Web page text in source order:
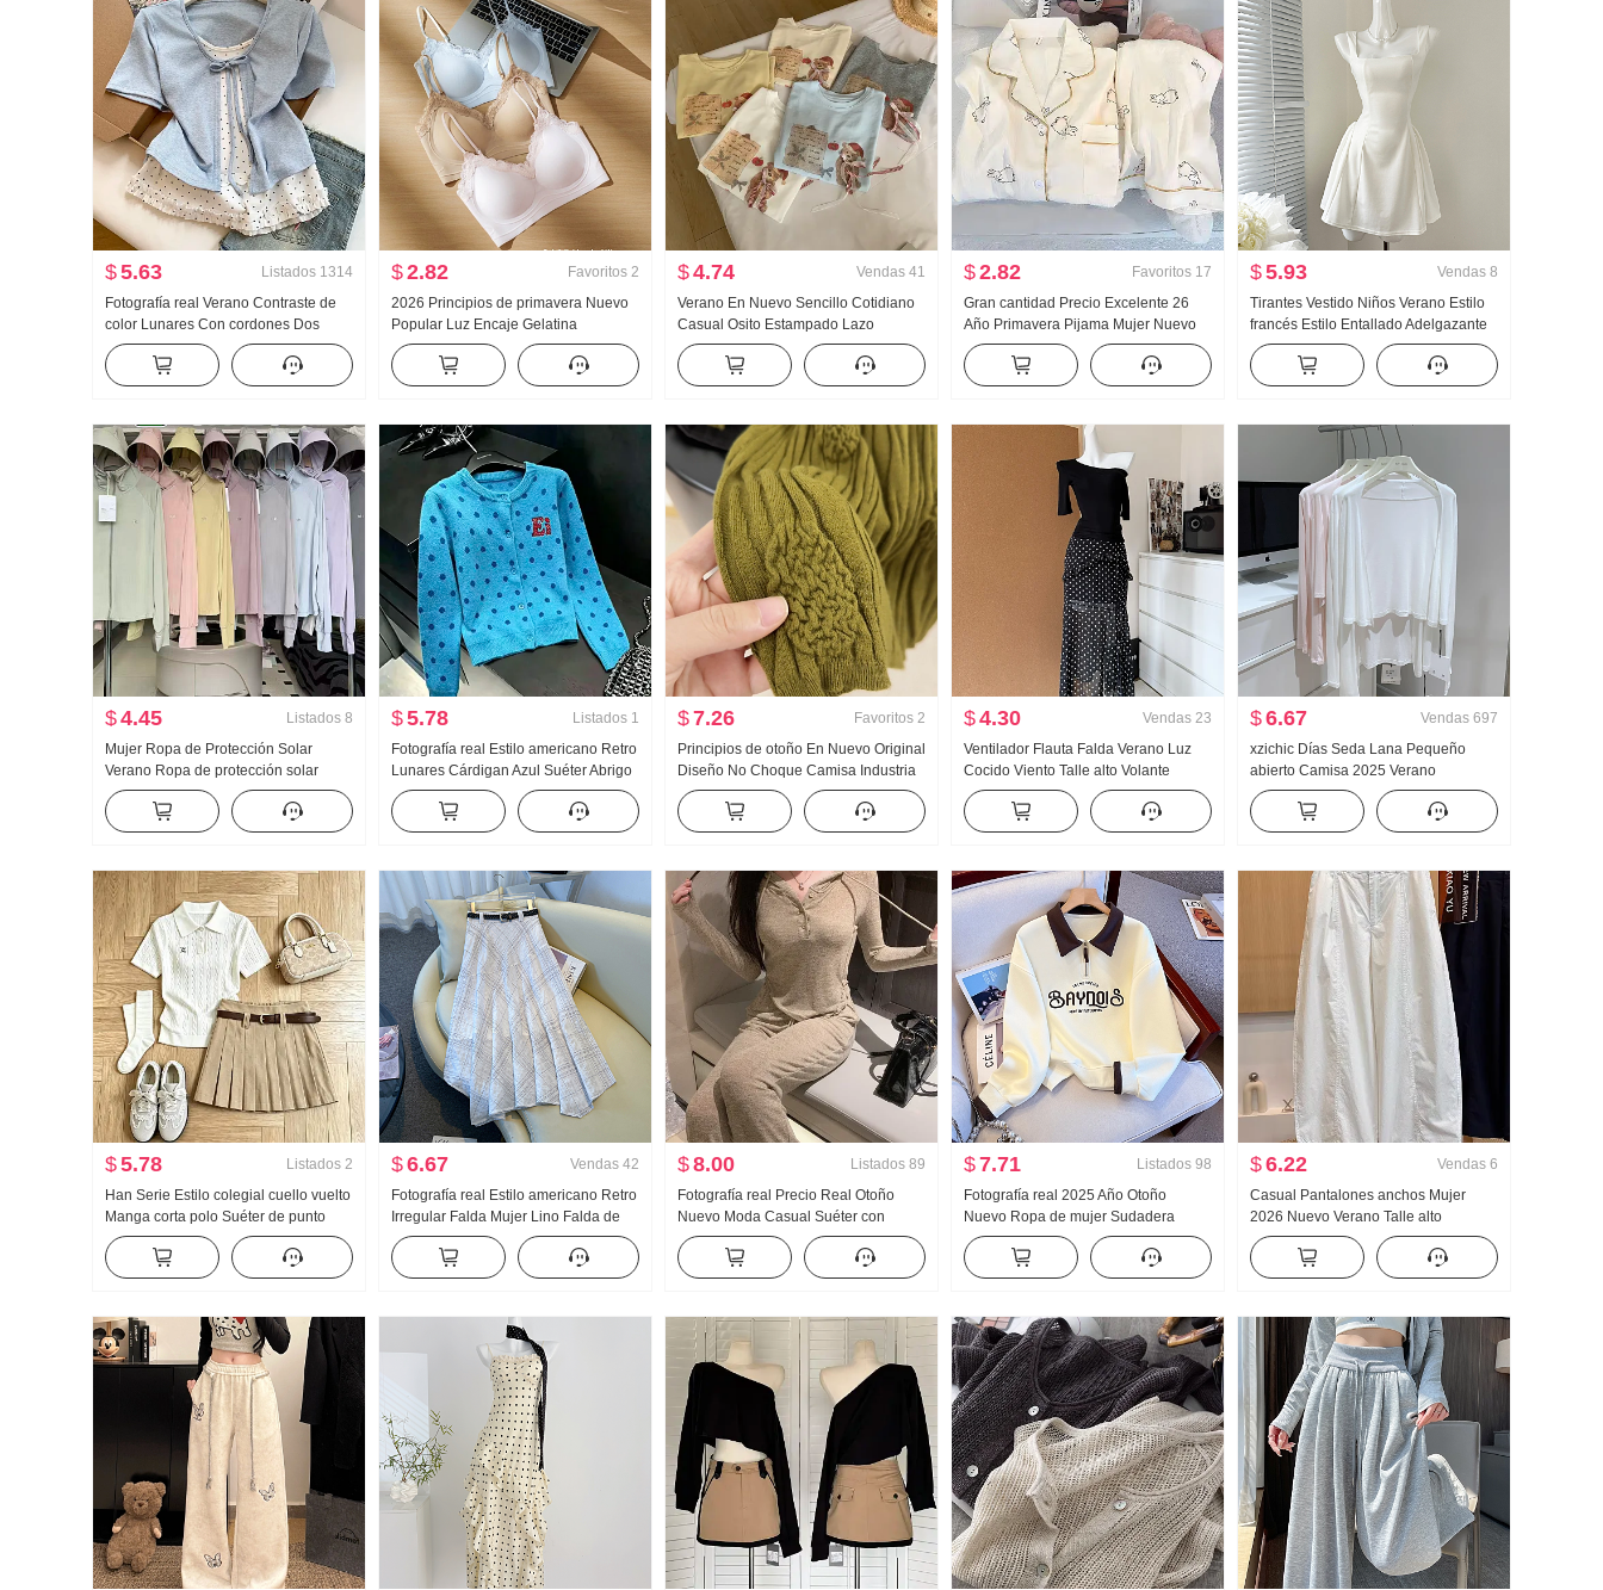
$5.63 Listados 1314
Fotografía real Verano Contraste de
color Lunares Con cordones Dos
piezas falsas Manga corta Camiseta
Mujer Verano Nuevo Estilo dulce
Nicho Top
$2.82 Favoritos 2
2026 Principios de primavera Nuevo
Popular Luz Encaje Gelatina
Pegamento Tira Corsé Interior
Cinturón Pecho Almohadilla
Adelgazante Chaleco para mujer
$4.74 Vendas 41
Verano En Nuevo Sencillo Cotidiano
Casual Osito Estampado Lazo
Holgado Nicho Manga corta Camiseta
Estilo coreano tejido de punto Top
$2.82 Favoritos 17
Gran cantidad Precio Excelente 26
Año Primavera Pijama Mujer Nuevo
Nubes Algodón Manga Larga
Pequeño cuello vuelto Ropa de casa
Conjunto Transmisión en vivo Alto
$5.93 Vendas 8
Tirantes Vestido Niños Verano Estilo
francés Estilo Entallado Adelgazante
Vestido sin mangas Minifalda
$4.45 Listados 8
Mujer Ropa de Protección Solar
Verano Ropa de protección solar
Nailon Versión ligera Hielo Seda
Transpirable Abrigo Holgado Talla
grande Sudadera con capucha
$5.78 Listados 1
Fotografía real Estilo americano Retro
Lunares Cárdigan Azul Suéter Abrigo
para mujer Otoño Nuevo HOLGAZÁN
Viento Suéter de punto Top ins
$7.26 Favoritos 2
Principios de otoño En Nuevo Original
Diseño No Choque Camisa Industria
pesada Jacquard tejido de punto Top
Mujer Otoño Nuevo Adelgazante
$4.30 Vendas 23
Ventilador Flauta Falda Verano Luz
Cocido Viento Talle alto Volante
Abertura Negro Lunares Falda Días
Seda Oblicuo Hombro Ropa
$6.67 Vendas 697
xzichic Días Seda Lana Pequeño
abierto Camisa 2025 Verano
HOLGAZÁN Viento Top Nuevo tejido
de punto Caída Hombro Fino Abrigo
para mujer
$5.78 Listados 2
Han Serie Estilo colegial cuello vuelto
Manga corta polo Suéter de punto
Conjunto Mujer 2026 Verano Nuevo
Gigante Bonito Plisado Falda
$6.67 Vendas 42
Fotografía real Estilo americano Retro
Irregular Falda Mujer Lino Falda de
longitud media Cuadros Falda de
línea A Irregular Cola de pez Péndulo
Falda
$8.00 Listados 89
Fotografía real Precio Real Otoño
Nuevo Moda Casual Suéter con
capucha Wei Pantalones Adelgazante
Conjunto Traje deportivo Mujer Moda
$7.71 Listados 98
Fotografía real 2025 Año Otoño
Nuevo Ropa de mujer Sudadera
Reducción de edad Mitad Cremallera
Moda Cuello polo Casual Versátil
Adelgazante
$6.22 Vendas 6
Casual Pantalones anchos Mujer
2026 Nuevo Verano Talle alto
Adelgazante Talla grande Petite
Sencillo Holgado Nueve puntos
Machete Pantalones